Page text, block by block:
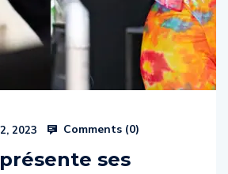
2023 Comments (0)
ses